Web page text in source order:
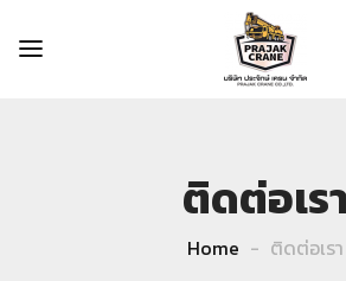
ติดต่อเรา
Home ติดต่อเรา